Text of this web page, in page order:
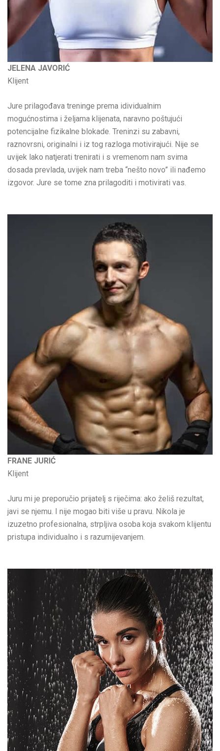
JELENA JAVORIĆ
Klijent
Jure prilagođava treninge prema idividualnim
mogućnostima i željama klijenata, naravno poštujući
potencijalne fizikalne blokade. Treninzi su zabavni,
raznovrsni, originalni i iz tog razloga motivirajući. Nije se
uvijek lako natjerati trenirati i s vremenom nam svima
dosada prevlada, uvijek nam treba “nešto novo” ili nađemo
izgovor. Jure se tome zna prilagoditi i motivirati vas.
FRANE JURIĆ
Klijent
Juru mi je preporučio prijatelj s riječima: ako želiš rezultat,
javi se njemu. I nije mogao biti više u pravu. Nikola je
izuzetno profesionalna, strpljiva osoba koja svakom klijentu
pristupa individualno i s razumijevanjem.